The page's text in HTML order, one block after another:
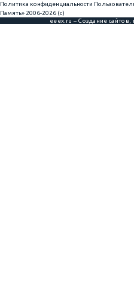
Политика конфиденциальности
Память» 2006-2026 (с)
eeex.ru – Создание